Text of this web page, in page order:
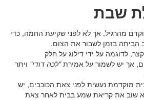
שבת
מהרגיל, אך לא לפני שקיעת החמה, כדי
הביתה בזמן לשבור את הצום.
לדוגמה על ידי דילוג על חלק
אך יש לשמור על אמירת"לכה דודי" ויתר
מוקדמת נעשית לפני צאת הכוכבים, יש
שוב את קריאת שמע בבית לאחר צאת